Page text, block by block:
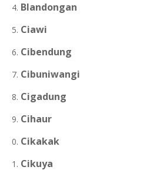
Blandongan
Ciawi
Cibendung
Cibuniwangi
Cigadung
Cihaur
Cikakak
Cikuya